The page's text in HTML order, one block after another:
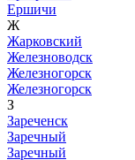
Ершичи
Ж
Жарковский
Железноводск
Железногорск
Железногорск
З
Зареченск
Заречный
Заречный